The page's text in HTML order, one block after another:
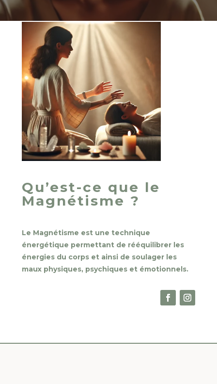
Qu’est-ce que le
Magnétisme ?
Le Magnétisme est une technique
énergétique permettant de rééquilibrer les
énergies du corps et ainsi de soulager les
maux physiques, psychiques et émotionnels.